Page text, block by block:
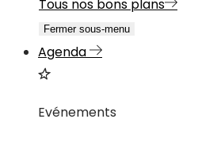
Tous nos bons plans
Fermer sous-menu
Agenda
Evénements